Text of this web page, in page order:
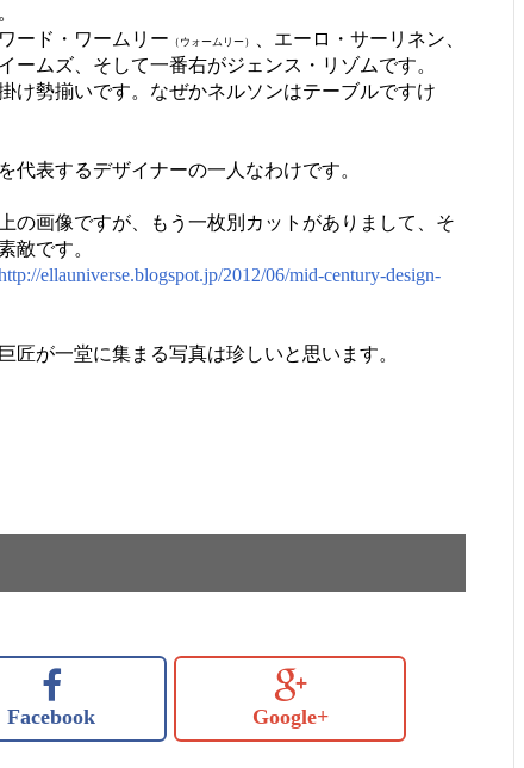
ード・ワームリー （ウォームリー）
、エーロ・サーリネン、
ームズ、そして一番右がジェンス・リゾムです。
け勢揃いです。なぜかネルソンはテーブルですけ
代表するデザイナーの一人なわけです。
の画像ですが、もう一枚別カットがありまして、そ
敵です。
ellauniverse.blogspot.jp/2012/06/mid-century-design-
匠が一堂に集まる写真は珍しいと思います。
Facebook Google+